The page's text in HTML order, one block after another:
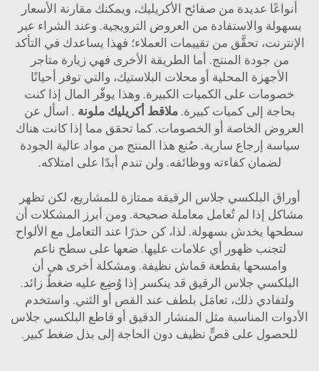
أنواعًا عديدة من صفائح الأكريليك، ويمكنك مقارنة الأسعار
بسهولة والاستفادة من العروض الترويجية. وعند الشراء عبر
الإنترنت، تحقَّق من تقييمات العملاء؛ فهذا يساعدك في التأكد
من جودة المنتج. أما الطريقة الأخرى فهي زيارة متاجر
الأجهزة المحلية أو محلات البلاستيك، والتي توفر أحيانًا
خصومات على الكميات الكبيرة. وهذا يوفّر المال إذا كنت
بحاجة إلى كميات كبيرة.ملاقط أكريليك ملونة . اسأل عن
العروض الخاصة أو الخصومات. كما تحقق مما إذا كانت هناك
سياسة إرجاع سارية. صُنع هذا المنتج من مواد عالية الجودة
لضمان كفاءته ووظائفه. ولن تندم أبدًا على امتلاكه.
أوراق البلكسي جلاس الرقيقة ممتازة للمشاريع، لكن تظهر
مشاكل إذا لم تُعامل معاملة صحيحة. ومن أبرز المشكلات أن
سطحها يخدش بسهولة. لذا، كن حذرًا عند التعامل مع الألواح
لتجنب ظهور أي علامات عليها. ضعها على سطح ناعم
وامسحها بقطعة قماش نظيفة. ومشكلة أخرى هي أن
البلكسي جلاس الرقيق قد ينكسر إذا وُضِع عليه ضغطٌ زائد.
ولتفادي ذلك، تعامَل بلطف عند القص أو الثني. واستخدم
الأدوات المناسبة مثل المنشار الدقيق أو قاطع البلكسي جلاس
للحصول على قصٍّ نظيف دون الحاجة إلى بذل ضغط كبير.